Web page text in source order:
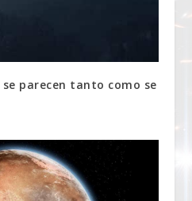
parecen tanto como se